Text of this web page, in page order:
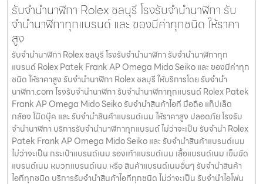
รับจำนำนาฬิกา Rolex ชลบุรี โรงรับจำนำนาฬิกา รับ
จำนำนาฬิกาทุกแบรนด์ และ ของมีค่าทุกชนิด ให้ราคา
สูง
รับจำนำนาฬิกา Rolex ชลบุรี โรงรับจำนำนาฬิกา รับจำนำนาฬิกาทุก
แบรนด์ Rolex Patek Frank AP Omega Mido Seiko และ ของมีค่าทุก
ชนิด ให้ราคาสูง รับจำนำนาฬิกา Rolex ชลบุรี ให้บริการโดย รับจํานํา
นาฬิกา.com โรงรับจำนำนาฬิกา รับจำนำนาฬิกาทุกแบรนด์ Rolex Patek
Frank AP Omega Mido Seiko รับจำนำสินค้าไอที มือถือ แท็ปเล็ต
กล้อง โน๊ตบุ๊ค และ รับจำนำสินค้าแบรนด์เนม ให้ราคาสูง ปลอดภัย โรงรับ
จำนำนาฬิกา บริการรับจำนำนาฬิกาทุกแบรนด์ ไม่ว่าจะเป็น รับจำนำ Rolex
Patek Frank AP Omega Mido Seiko และ รับจำนำสินค้าแบรนด์เนม
ไม่ว่าจะเป็น กระเป๋าแบรนด์เนม รองเท้าแบรนด์เนม เสื้อแบรนด์เนม เข็มขัด
แบรนด์เนม หมวกแบรนด์เนม หรือ สินค้าแบรนด์เนมอื่นๆ รับจำนำสินค้า
ไอทีทุกชนิด บริการรับจำนำสินค้าไอทีทุกชนิด ไม่ว่าจะเป็น รับจำนำไอโฟน